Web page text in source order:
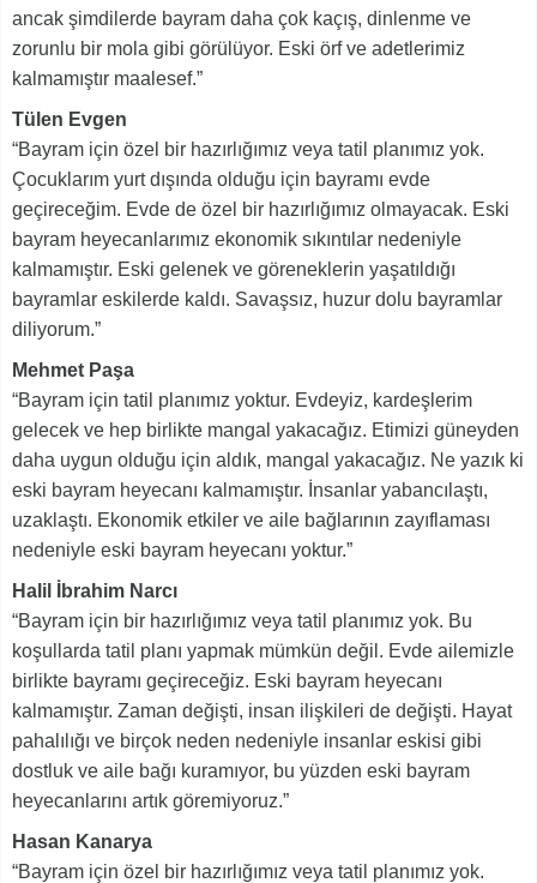
ancak şimdilerde bayram daha çok kaçış, dinlenme ve
zorunlu bir mola gibi görülüyor. Eski örf ve adetlerimiz
kalmamıştır maalesef.”
Tülen Evgen
“Bayram için özel bir hazırlığımız veya tatil planımız yok.
Çocuklarım yurt dışında olduğu için bayramı evde
geçireceğim. Evde de özel bir hazırlığımız olmayacak. Eski
bayram heyecanlarımız ekonomik sıkıntılar nedeniyle
kalmamıştır. Eski gelenek ve göreneklerin yaşatıldığı
bayramlar eskilerde kaldı. Savaşsız, huzur dolu bayramlar
diliyorum.”
Mehmet Paşa
“Bayram için tatil planımız yoktur. Evdeyiz, kardeşlerim
gelecek ve hep birlikte mangal yakacağız. Etimizi güneyden
daha uygun olduğu için aldık, mangal yakacağız. Ne yazık ki
eski bayram heyecanı kalmamıştır. İnsanlar yabancılaştı,
uzaklaştı. Ekonomik etkiler ve aile bağlarının zayıflaması
nedeniyle eski bayram heyecanı yoktur.”
Halil İbrahim Narcı
“Bayram için bir hazırlığımız veya tatil planımız yok. Bu
koşullarda tatil planı yapmak mümkün değil. Evde ailemizle
birlikte bayramı geçireceğiz. Eski bayram heyecanı
kalmamıştır. Zaman değişti, insan ilişkileri de değişti. Hayat
pahalılığı ve birçok neden nedeniyle insanlar eskisi gibi
dostluk ve aile bağı kuramıyor, bu yüzden eski bayram
heyecanlarını artık göremiyoruz.”
Hasan Kanarya
“Bayram için özel bir hazırlığımız veya tatil planımız yok.